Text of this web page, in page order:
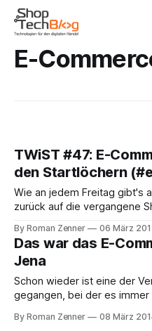
E-
TWiST #47: E-
den Startlöchern
Wie an jedem Freitag gibt's
zurück auf die vergangene
das E-Commerce-Camp in
einen kleinen Blick auf die
By Roman Zenner 06 März
Das war das E-
Jena
Schon wieder ist eine der
gegangen, bei der es
fleißigen Hände drüben in
By Roman Zenner 08 März